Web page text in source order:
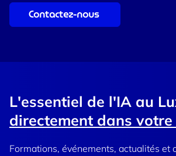
Contactez-nous
L'essentiel de l'IA au
directement dans
Formations, événements, actualités et